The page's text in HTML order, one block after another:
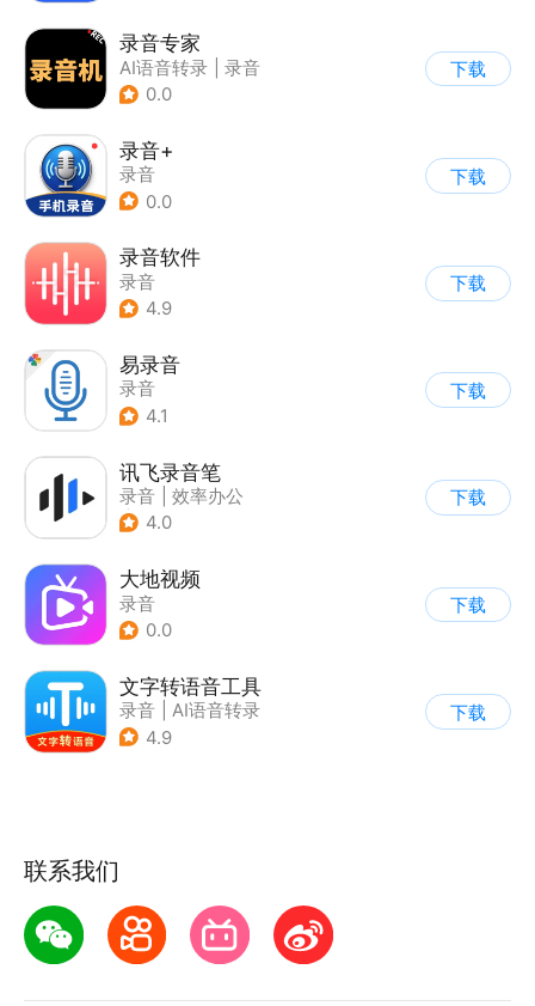
录音专家
AI语音转录
录音
0.0
下载
录音+
录音
0.0
下载
录音软件
录音
4.9
下载
易录音
录音
4.1
下载
讯飞录音笔
录音
效率办公
| AI语音转录
4.0
下载
大地视频
录音
0.0
下载
文字转语音工具
录音
AI语音转录
4.9
下载
联系我们